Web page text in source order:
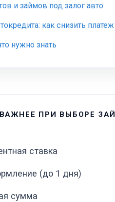
и займов под залог авто
как снизить платеж
нужно знать
ПРИ ВЫБОРЕ
ставка
(до 1 дня)
сумма